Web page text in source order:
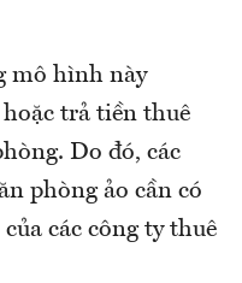
mô hình này
trả tiền thuê
Do đó, các
phòng ảo cần có
các công ty thuê